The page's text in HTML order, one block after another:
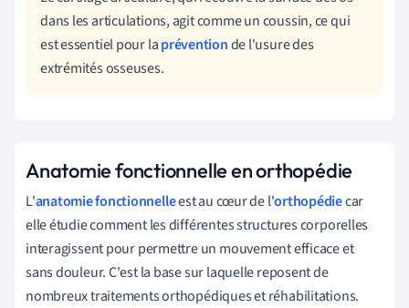
dans les articulations, agit comme un coussin, ce qui
est essentiel pour lapréventionde l'usure des
extrémités osseuses.
Anatomie fonctionnelle en orthopédie
L'anatomie fonctionnelleest au cœur de l'orthopédiecar
elle étudie comment les différentes structures corporelles
interagissent pour permettre un mouvement efficace et
sans douleur. C'est la base sur laquelle reposent de
nombreux traitements orthopédiques et réhabilitations.